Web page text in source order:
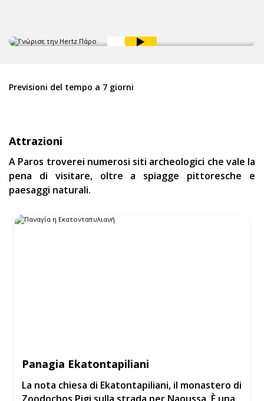
Previsioni del tempo a 7 giorni
Attrazioni
A Paros troverei numerosi siti archeologici che vale la
pena di visitare, oltre a spiagge pittoresche e
paesaggi naturali.
Panagia Ekatontapiliani
La nota chiesa di Ekatontapiliani, il monastero di